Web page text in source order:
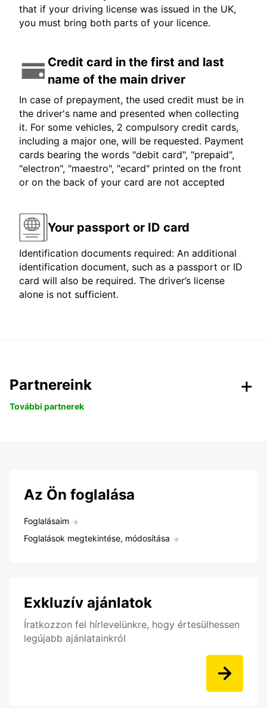
that if your driving license was issued in the UK,
you must bring both parts of your licence.
Credit card in the first and last
name of the main driver
In case of prepayment, the used credit must be in
the driver's name and presented when collecting
it. For some vehicles, 2 compulsory credit cards,
including a major one, will be requested. Payment
cards bearing the words "debit card", "prepaid",
"electron", "maestro", "ecard" printed on the front
or on the back of your card are not accepted
Your passport or ID card
Identification documents required: An additional
identification document, such as a passport or ID
card will also be required. The driver’s license
alone is not sufficient.
Partnereink
További partnerek
Az Ön foglalása
Foglalásaim
Foglalások megtekintése, módosítása
Exkluzív ajánlatok
Íratkozzon fel hírlevelünkre, hogy értesülhessen
legújabb ajánlatainkról